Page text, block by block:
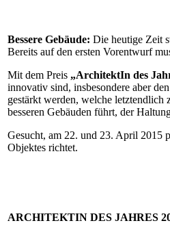
Bessere Gebäude: Die heutige Zeit
Bereits auf den ersten Vorentwurf
Mit dem Preis „ArchitektIn des
innovativ sind, insbesondere aber
gestärkt werden, welche letztendlich
besseren Gebäuden führt, der
Gesucht, am 22. und 23. April 2015
Objektes richtet.
ARCHITEKTIN DES JAHRES